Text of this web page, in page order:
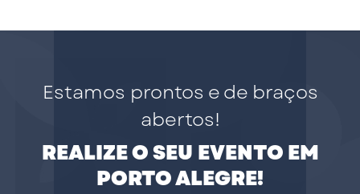
Estamos prontos e de braços
abertos!
REALIZE O SEU EVENTO EM
PORTO ALEGRE!